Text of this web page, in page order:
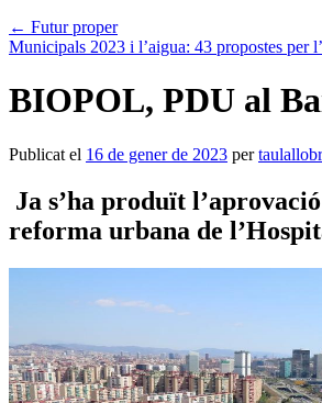
← Futur proper
Municipals 2023 i l’aigua: 43 propostes per
BIOPOL, PDU al
Publicat el 16 de gener de 2023 per
Ja s’ha produït
reforma urbana de